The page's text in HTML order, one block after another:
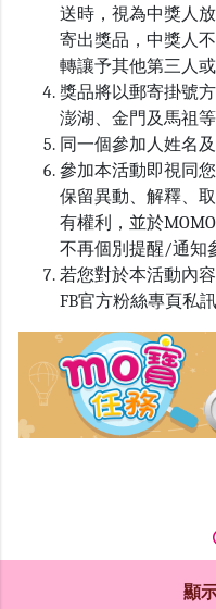
送時，視為中獎人
寄出獎品，中獎人
轉讓予其他第三人
獎品將以郵寄掛號
澎湖、金門及馬祖等
同一個參加人姓名
參加本活動即視同
保留異動、解釋、
有權利，並於MOMO
不再個別提醒/通知
若您對於本活動內
FB官方粉絲專頁私訊
顯